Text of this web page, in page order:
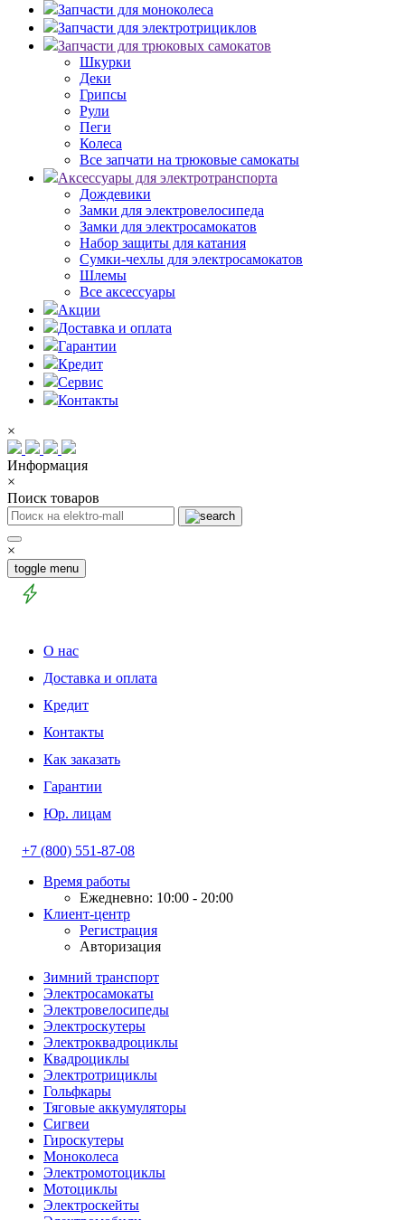
Запчасти для моноколеса
Запчасти для электротрициклов
Запчасти для трюковых самокатов
Шкурки
Деки
Грипсы
Рули
Пеги
Колеса
Все запчати на трюковые самокаты
Аксессуары для электротранспорта
Дождевики
Замки для электровелосипеда
Замки для электросамокатов
Набор защиты для катания
Сумки-чехлы для электросамокатов
Шлемы
Все аксессуары
Акции
Доставка и оплата
Гарантии
Кредит
Сервис
Контакты
×
Информация
×
Поиск товаров
×
toggle menu
О нас
Доставка и оплата
Кредит
Контакты
Как заказать
Гарантии
Юр. лицам
+7 (800) 551-87-08
Время работы
Ежедневно: 10:00 - 20:00
Клиент-центр
Регистрация
Авторизация
Зимний транспорт
Электросамокаты
Электровелосипеды
Электроскутеры
Электроквадроциклы
Квадроциклы
Электротрициклы
Гольфкары
Тяговые аккумуляторы
Сигвеи
Гироскутеры
Моноколеса
Электромотоциклы
Мотоциклы
Электроскейты